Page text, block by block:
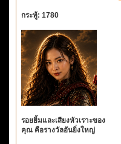
กระทู้: 1780
รอยยิ้มและเสียงหัวเราะของ
คุณ คือรางวัลอันยิ่งใหญ่